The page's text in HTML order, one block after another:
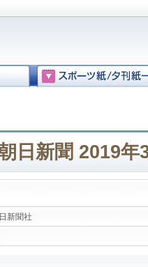
日新聞 2019年
新聞社